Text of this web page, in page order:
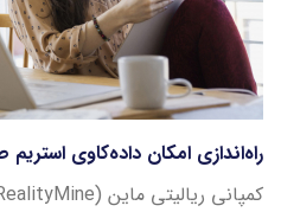
راه‌اندازی امکان داده‌کاوی